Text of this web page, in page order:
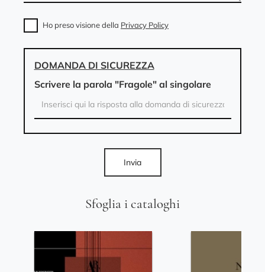
Sfoglia i cataloghi
Ho preso visione della Privacy Policy
DOMANDA DI SICUREZZA
Scrivere la parola "Fragole" al singolare
Invia